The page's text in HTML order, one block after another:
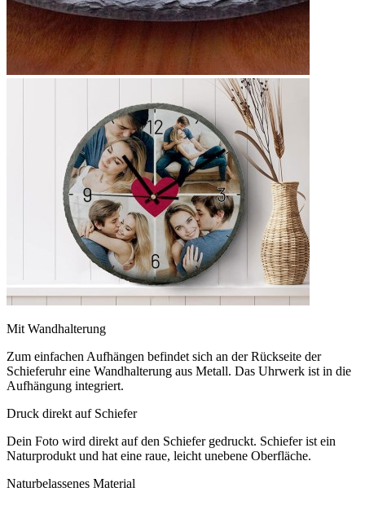
Mit Wandhalterung
Zum einfachen Aufhängen befindet sich an der Rückseite der
Schieferuhr eine Wandhalterung aus Metall. Das Uhrwerk ist in die
Aufhängung integriert.
Druck direkt auf Schiefer
Dein Foto wird direkt auf den Schiefer gedruckt. Schiefer ist ein
Naturprodukt und hat eine raue, leicht unebene Oberfläche.
Naturbelassenes Material